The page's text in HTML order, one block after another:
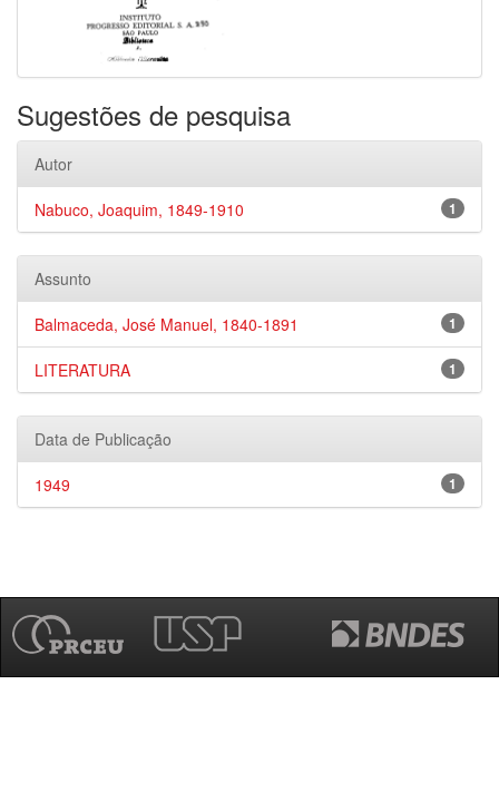
Sugestões de pesquisa
Autor
1
Nabuco, Joaquim, 1849-1910
Assunto
1
Balmaceda, José Manuel, 1840-1891
1
LITERATURA
Data de Publicação
1
1949